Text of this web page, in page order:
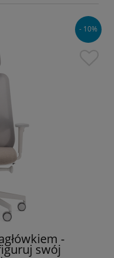
-
swój
- 10%